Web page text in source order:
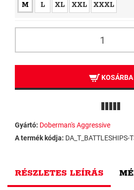
M L XL XXL XXXL
KOSÁRBA
Gyártó: Doberman's Aggressive
A termék kódja: DA_T_BATTLESHIPS-
RÉSZLETES LEÍRÁS